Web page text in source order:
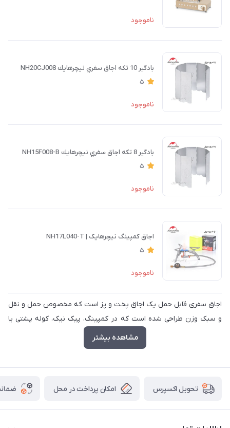
ناموجود
بادگير 10 تكه اجاق سفري نيچرهايك NH20CJ008
5
ناموجود
بادگير 8 تكه اجاق سفري نيچرهايك NH15F008-B
5
ناموجود
اجاق کمپینگ نیچرهایک | NH17L040-T
5
ناموجود
اجاق سفری قابل حمل یک اجاق پخت و پز است که مخصوص حمل و نقل
و سبک وزن طراحی شده است که در کمپینگ، پیک نیک، کوله پشتی یا
موارد دیگر در مکان های دورافتاده که به وسیله ای برای پخت و پز یا
گرمایش به راحتی قابل حمل و نقل نیاز است، استفاده می شود.
مشاهده بیشتر
تحویل اکسپرس امکان پرداخت در محل